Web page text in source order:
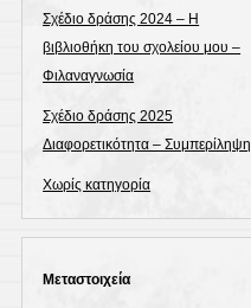
Σχέδιο δράσης 2024 – Η
βιβλιοθήκη του σχολείου μου –
Φιλαναγνωσία
Σχέδιο δράσης 2025
Διαφορετικότητα – Συμπερίληψη
Χωρίς κατηγορία
Μεταστοιχεία